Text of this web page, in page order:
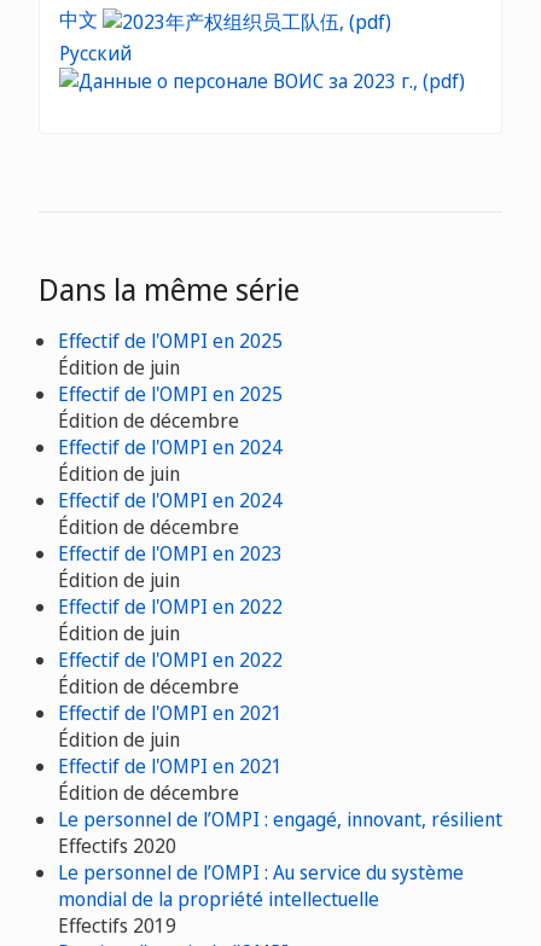
中文
Русский
Dans la même série
Effectif de l'OMPI en 2025
Édition de juin
Effectif de l'OMPI en 2025
Édition de décembre
Effectif de l'OMPI en 2024
Édition de juin
Effectif de l'OMPI en 2024
Édition de décembre
Effectif de l'OMPI en 2023
Édition de juin
Effectif de l'OMPI en 2022
Édition de juin
Effectif de l'OMPI en 2022
Édition de décembre
Effectif de l'OMPI en 2021
Édition de juin
Effectif de l'OMPI en 2021
Édition de décembre
Le personnel de l’OMPI : engagé, innovant, résilient
Effectifs 2020
Le personnel de l’OMPI : Au service du système
mondial de la propriété intellectuelle
Effectifs 2019